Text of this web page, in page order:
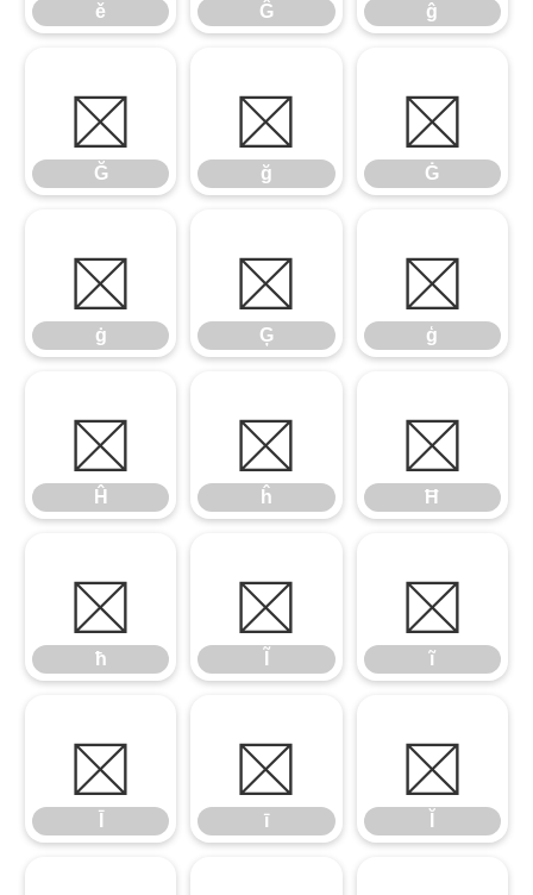
ě Ĝ ĝ
Ğ
Ğ
ğ
ğ
Ġ
Ġ
ġ
ġ
Ģ
Ģ
ģ
ģ
Ĥ
Ĥ
ĥ
ĥ
Ħ
Ħ
ħ
ħ
Ĩ ĩ
ĩ
Ī ī
ī
Ĭ